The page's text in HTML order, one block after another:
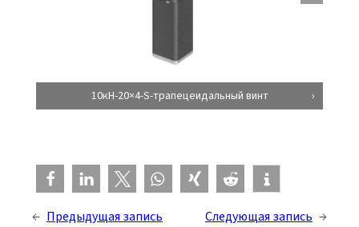
10кН-20×4-S-трапецеидальный винт
← Предыдущая запись Следующая запись →